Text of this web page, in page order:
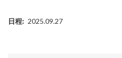
日程 2025.09.27